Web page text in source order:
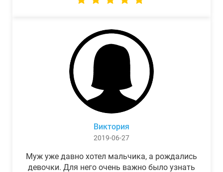
Виктория
2019-06-27
Муж уже давно хотел мальчика, а рождались
девочки. Для него очень важно было узнать